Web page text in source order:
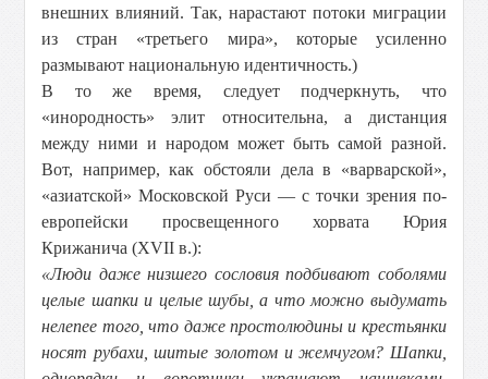
внешних влияний. Так, нарастают потоки миграции
из стран «третьего мира», которые усиленно
размывают национальную идентичность.)
В то же время, следует подчеркнуть, что
«инородность» элит относительна, а дистанция
между ними и народом может быть самой разной.
Вот, например, как обстояли дела в «варварской»,
«азиатской» Московской Руси — с точки зрения по-
европейски просвещенного хорвата Юрия
Крижанича (XVII в.):
«Люди даже низшего сословия подбивают соболями
целые шапки и целые шубы, а что можно выдумать
нелепее того, что даже простолюдины и крестьянки
носят рубахи, шитые золотом и жемчугом? Шапки,